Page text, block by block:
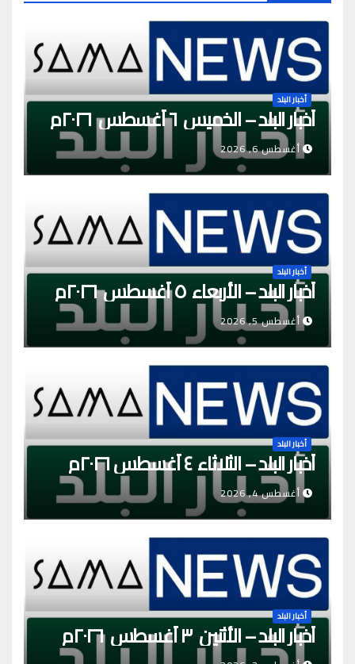
أخبار البلد
أخبار البلد – الخميس ٦ أغسطس ٢٠٢٦م
أغسطس 6, 2026
أخبار البلد
أخبار البلد – الأربعاء ٥ أغسطس ٢٠٢٦م
أغسطس 5, 2026
أخبار البلد
أخبار البلد – الثلاثاء ٤ أغسطس ٢٠٢٦م
أغسطس 4, 2026
أخبار البلد
أخبار البلد – الأثنين ٣ أغسطس ٢٠٢٦م